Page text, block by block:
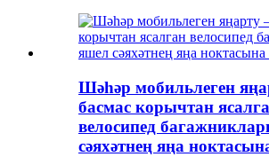
Шәһәр мобильлеген
басмас корычтан
велосипед
сәяхәтнең яңа